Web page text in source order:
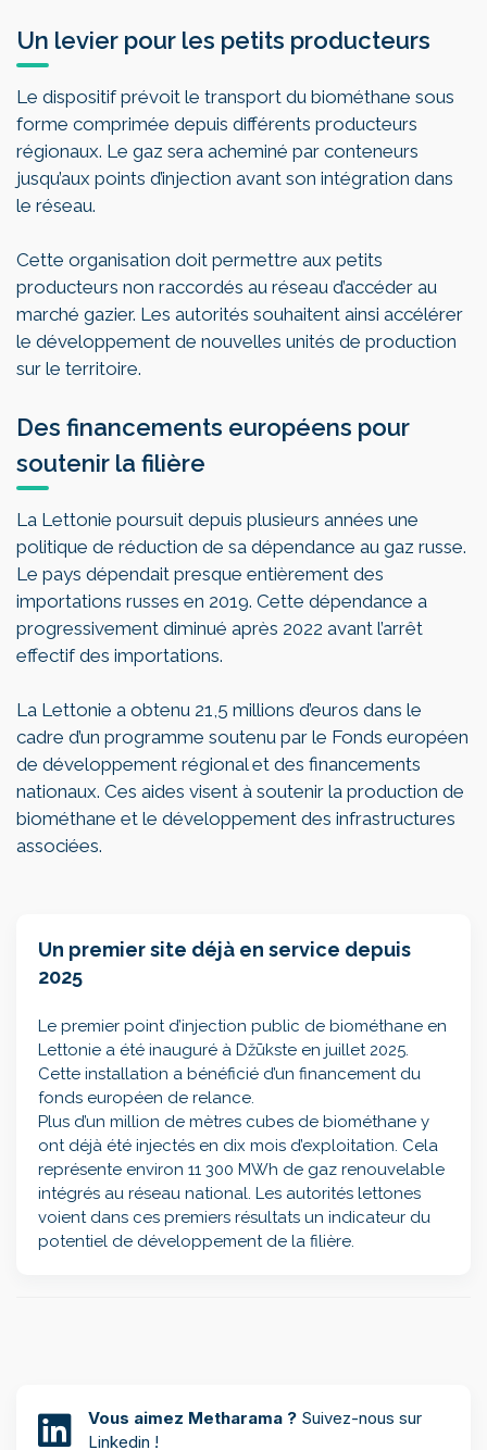
Un levier pour les petits producteurs
Le dispositif prévoit le transport du biométhane sous
forme comprimée depuis différents producteurs
régionaux. Le gaz sera acheminé par conteneurs
jusqu’aux points d’injection avant son intégration dans
le réseau.
Cette organisation doit permettre aux petits
producteurs non raccordés au réseau d’accéder au
marché gazier. Les autorités souhaitent ainsi accélérer
le développement de nouvelles unités de production
sur le territoire.
Des financements européens pour
soutenir la filière
La Lettonie poursuit depuis plusieurs années une
politique de réduction de sa dépendance au gaz russe.
Le pays dépendait presque entièrement des
importations russes en 2019. Cette dépendance a
progressivement diminué après 2022 avant l’arrêt
effectif des importations.
La Lettonie a obtenu 21,5 millions d’euros dans le
cadre d’un programme soutenu par le Fonds européen
de développement régional et des financements
nationaux. Ces aides visent à soutenir la production de
biométhane et le développement des infrastructures
associées.
Un premier site déjà en service depuis
2025
Le premier point d’injection public de biométhane en
Lettonie a été inauguré à Džūkste en juillet 2025.
Cette installation a bénéficié d’un financement du
fonds européen de relance.
Plus d’un million de mètres cubes de biométhane y
ont déjà été injectés en dix mois d’exploitation. Cela
représente environ 11 300 MWh de gaz renouvelable
intégrés au réseau national. Les autorités lettones
voient dans ces premiers résultats un indicateur du
potentiel de développement de la filière.
Vous aimez Metharama ? Suivez-nous sur
Linkedin !